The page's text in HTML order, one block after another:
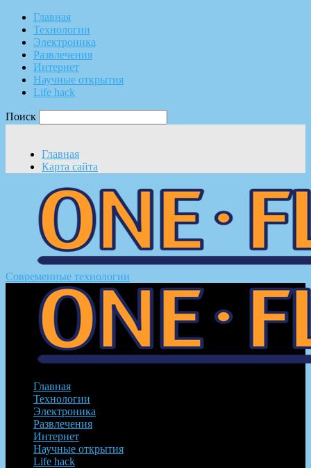
Главная
Технологии
Электроника
Развлечения
Интернет
Научные открытия
Life hack
Поиск
Главная
Карта сайта
Современные технологии
Главная
Технологии
Электроника
Развлечения
Интернет
Научные открытия
Life hack